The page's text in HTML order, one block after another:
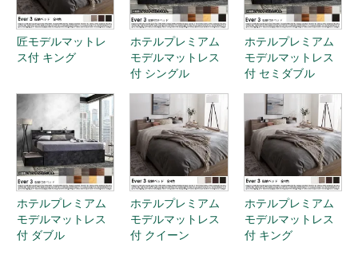
匠モデルマットレ
ス付 キング
ホテルプレミアム
モデルマットレス
付 シングル
ホテルプレミアム
モデルマットレス
付 セミダブル
ホテルプレミアム
モデルマットレス
付 ダブル
ホテルプレミアム
モデルマットレス
付 クイーン
ホテルプレミアム
モデルマットレス
付 キング